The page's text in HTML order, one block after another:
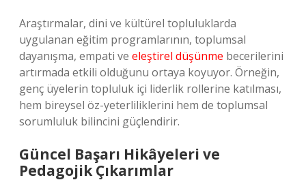
Araştırmalar, dini ve kültürel topluluklarda
uygulanan eğitim programlarının, toplumsal
dayanışma, empati ve eleştirel düşünme becerilerini
artırmada etkili olduğunu ortaya koyuyor. Örneğin,
genç üyelerin topluluk içi liderlik rollerine katılması,
hem bireysel öz-yeterliliklerini hem de toplumsal
sorumluluk bilincini güçlendirir.
Güncel Başarı Hikâyeleri ve
Pedagojik Çıkarımlar